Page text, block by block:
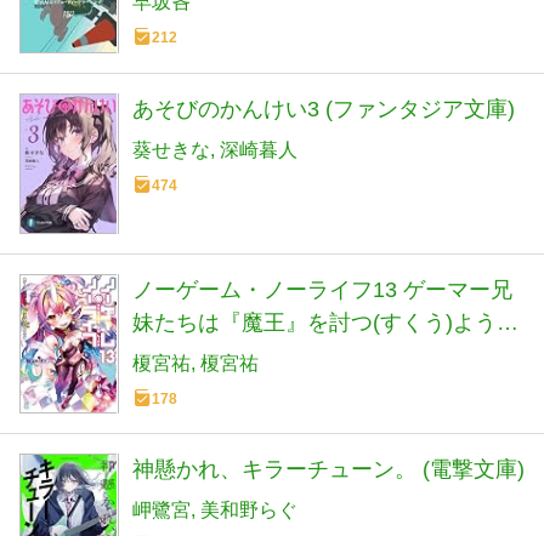
212
あそびのかんけい3 (ファンタジア文庫)
葵せきな 深崎暮人
474
ノーゲーム・ノーライフ13 ゲーマー兄
妹たちは『魔王』を討つ(すくう)ようで
す (MF文庫J)
榎宮祐 榎宮祐
178
神懸かれ、キラーチューン。 (電撃文庫)
岬鷺宮 美和野らぐ